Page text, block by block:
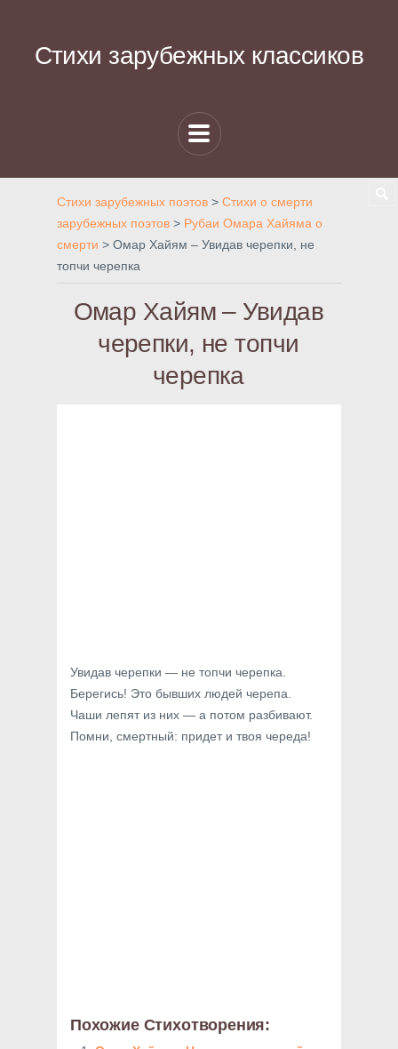
Стихи зарубежных классиков
Стихи зарубежных поэтов > Стихи о смерти
зарубежных поэтов > Рубаи Омара Хайяма о
смерти > Омар Хайям – Увидав черепки, не
топчи черепка
Омар Хайям – Увидав
черепки, не топчи
черепка
Увидав черепки — не топчи черепка.
Берегись! Это бывших людей черепа.
Чаши лепят из них — а потом разбивают.
Помни, смертный: придет и твоя череда!
Похожие Стихотворения: